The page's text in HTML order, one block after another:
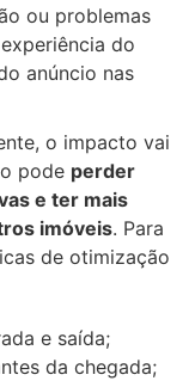
ou problemas
do
anúncio nas
o impacto vai
pode perder
e ter mais
imóveis. Para
de otimização
e saída;
da chegada;